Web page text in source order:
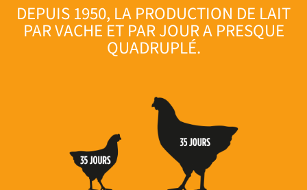
DEPUIS 1950, LA PRODUCTION DE LAIT
PAR VACHE ET PAR JOUR A PRESQUE
QUADRUPLÉ.